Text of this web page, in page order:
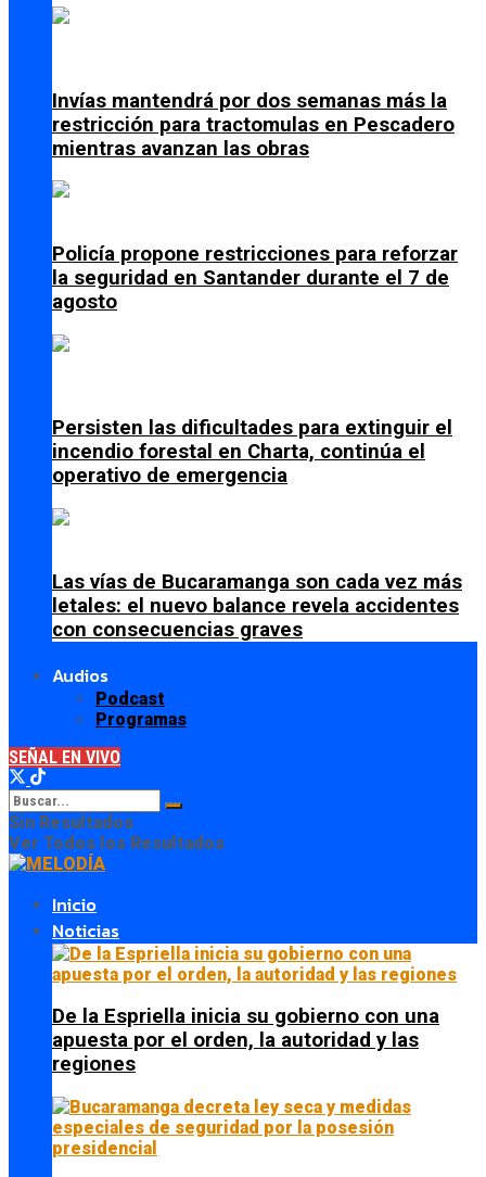
Invías mantendrá por dos semanas más la
restricción para tractomulas en Pescadero
mientras avanzan las obras
Policía propone restricciones para reforzar
la seguridad en Santander durante el 7 de
agosto
Persisten las dificultades para extinguir el
incendio forestal en Charta, continúa el
operativo de emergencia
Las vías de Bucaramanga son cada vez más
letales: el nuevo balance revela accidentes
con consecuencias graves
Audios
Podcast
Programas
SEÑAL EN VIVO
Sin Resultados
Ver Todos los Resultados
Inicio
Noticias
De la Espriella inicia su gobierno con una
apuesta por el orden, la autoridad y las
regiones